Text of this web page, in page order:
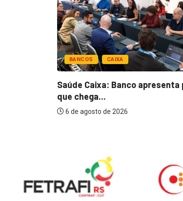
BANCOS CAIXA
Saúde Caixa: Banco
que chega...
6 de agosto de 2026